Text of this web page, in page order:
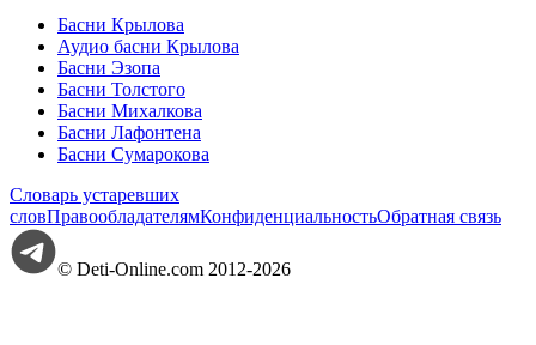
Басни Крылова
Аудио басни Крылова
Басни Эзопа
Басни Толстого
Басни Михалкова
Басни Лафонтена
Басни Сумарокова
Словарь устаревших
словПравообладателямКонфиденциальностьОбратная связь
© Deti-Online.com 2012-2026